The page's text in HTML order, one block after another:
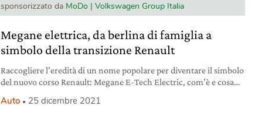
sponsorizzato da MoDo | Volkswagen Group Italia
Megane elettrica, da berlina di famiglia a
simbolo della transizione Renault
Raccogliere l’eredità di un nome popolare per diventare il simbolo
del nuovo corso Renault: Megane E-Tech Electric, com’è e cosa
Auto 25 dicembre 2021